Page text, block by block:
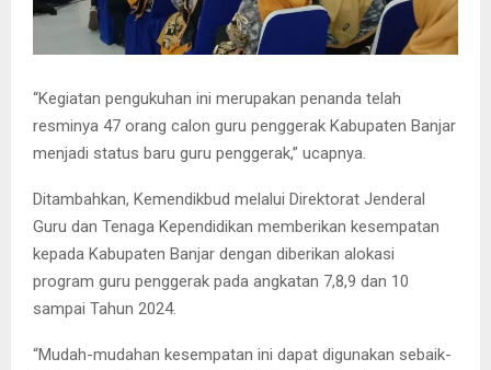
“Kegiatan pengukuhan ini merupakan penanda telah
resminya 47 orang calon guru penggerak Kabupaten Banjar
menjadi status baru guru penggerak,” ucapnya.
Ditambahkan, Kemendikbud melalui Direktorat Jenderal
Guru dan Tenaga Kependidikan memberikan kesempatan
kepada Kabupaten Banjar dengan diberikan alokasi
program guru penggerak pada angkatan 7,8,9 dan 10
sampai Tahun 2024.
“Mudah-mudahan kesempatan ini dapat digunakan sebaik-